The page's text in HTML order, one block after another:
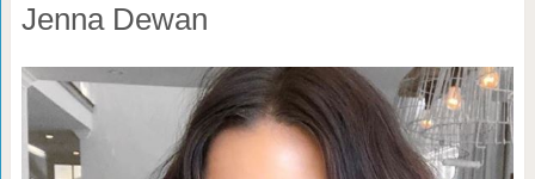
Jenna Dewan